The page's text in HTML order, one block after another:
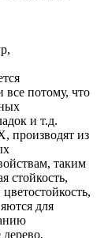
потому, что
и т.д.
производят из
таким
стойкость,
для